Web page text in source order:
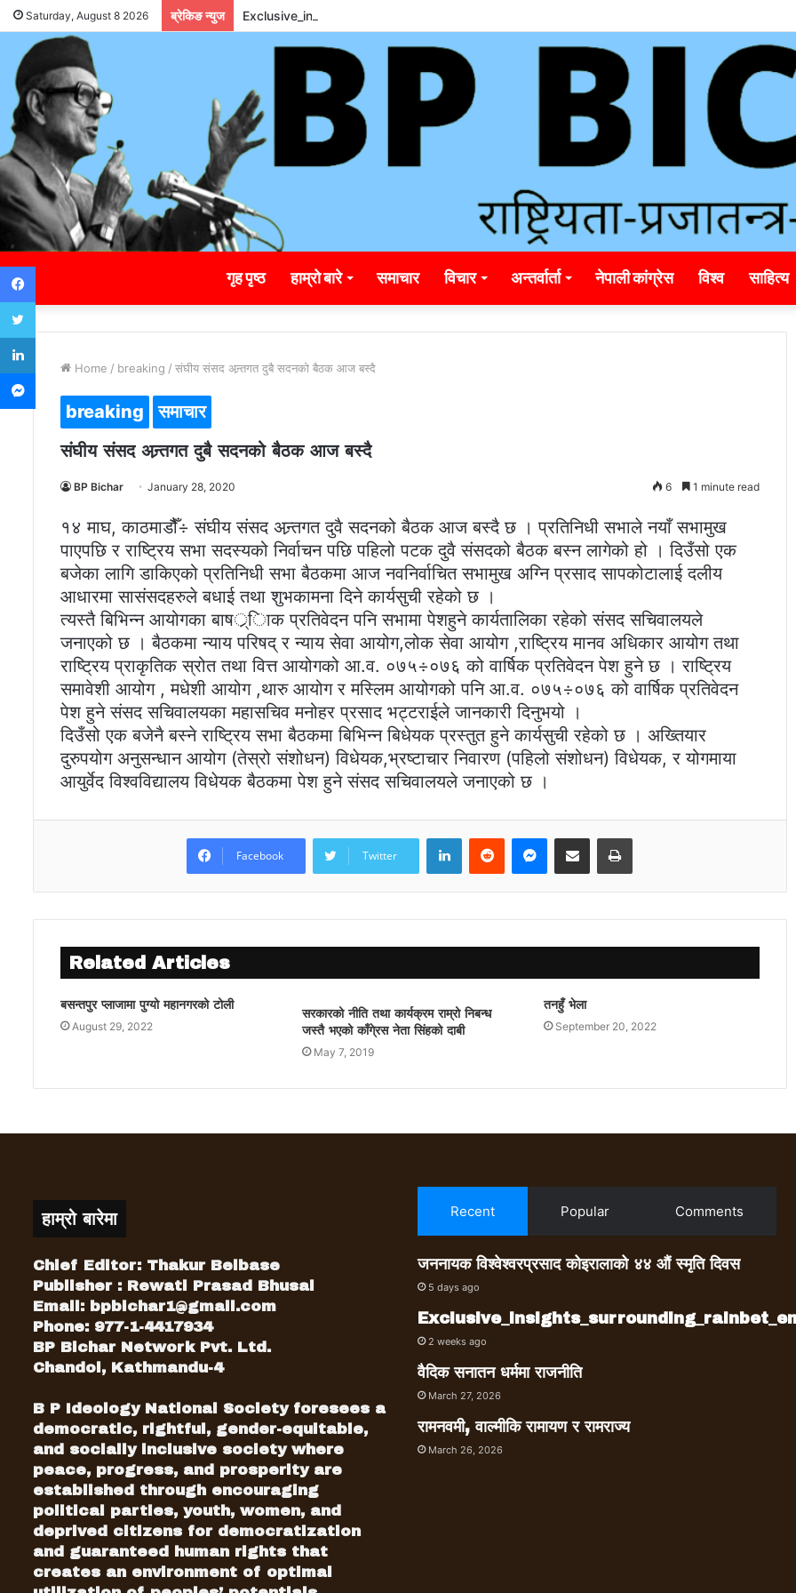
Saturday, August 8 2026 ब्रेकिङ न्युज Exclusive_insights_surrounding_rainbet_empower_informed_crypto_wagering_decision
गृह पृष्ठ हाम्रो बारे समाचार विचार अन्तर्वार्ता नेपाली कांग्रेस विश्व साहित्य
Home / breaking / संघीय संसद अन्र्तगत दुबै सदनको बैठक आज बस्दै
breaking समाचार
संघीय संसद अन्र्तगत दुबै सदनको बैठक आज बस्दै
BP Bichar January 28, 2020 6 1 minute read
१४ माघ, काठमाडौैँ÷ संघीय संसद अन्र्तगत दुवै सदनको बैठक आज बस्दै छ । प्रतिनिधी सभाले नयाँ सभामुख
पाएपछि र राष्ट्रिय सभा सदस्यको निर्वाचन पछि पहिलो पटक दुवै संसदको बैठक बस्न लागेको हो । दिउँसो एक
बजेका लागि डाकिएको प्रतिनिधी सभा बैठकमा आज नवनिर्वाचित सभामुख अग्नि प्रसाद सापकोटालाई दलीय
आधारमा सासंसदहरुले बधाई तथा शुभकामना दिने कार्यसुची रहेको छ ।
त्यस्तै बिभिन्न आयोगका बाषर््िाक प्रतिवेदन पनि सभामा पेशहुने कार्यतालिका रहेको संसद सचिवालयले
जनाएको छ । बैठकमा न्याय परिषद् र न्याय सेवा आयोग,लोक सेवा आयोग ,राष्ट्रिय मानव अधिकार आयोग तथा
राष्ट्रिय प्राकृतिक स्रोत तथा वित्त आयोगको आ.व. ०७५÷०७६ को वार्षिक प्रतिवेदन पेश हुने छ । राष्ट्रिय
समावेशी आयोग , मधेशी आयोग ,थारु आयोग र मस्लिम आयोगको पनि आ.व. ०७५÷०७६ को वार्षिक प्रतिवेदन
पेश हुने संसद सचिवालयका महासचिव मनोहर प्रसाद भट्टराईले जानकारी दिनुभयो ।
दिउँसो एक बजेनै बस्ने राष्ट्रिय सभा बैठकमा बिभिन्न बिधेयक प्रस्तुत हुने कार्यसुची रहेको छ । अख्तियार
दुरुपयोग अनुसन्धान आयोग (तेस्रो संशोधन) विधेयक,भ्रष्टाचार निवारण (पहिलो संशोधन) विधेयक, र योगमाया
आयुर्वेद विश्वविद्यालय विधेयक बैठकमा पेश हुने संसद सचिवालयले जनाएको छ ।
Facebook Twitter
LinkedInReddit Messenger
Share via Email Print
Related Articles
बसन्तपुर प्लाजामा पुग्यो महानगरको टोली
August 29, 2022
सरकारको नीति तथा कार्यक्रम राम्रो निबन्ध
जस्तै भएको काँगे्रस नेता सिंहको दाबी
May 7, 2019
तनहुँ भेला
September 20, 2022
हाम्रो बारेमा
Chief Editor: Thakur Belbase
Publisher : Rewati Prasad Bhusal
Email: bpbichar1@gmail.com
Phone: 977-1-4417934
BP Bichar Network Pvt. Ltd.
Chandol, Kathmandu-4
B P Ideology National Society foresees a
democratic, rightful, gender-equitable,
and socially inclusive society where
peace, progress, and prosperity are
established through encouraging
political parties, youth, women, and
deprived citizens for democratization
and guaranteed human rights that
creates an environment of optimal
Recent Popular Comments
जननायक विश्वेश्वरप्रसाद कोइरालाको ४४ औं स्मृति दिवस
5 days ago
2 weeks ago
वैदिक सनातन धर्ममा राजनीति
March 27, 2026
रामनवमी, वाल्मीकि रामायण र रामराज्य
March 26, 2026
Facebook
Twitter
LinkedIn
Messenger